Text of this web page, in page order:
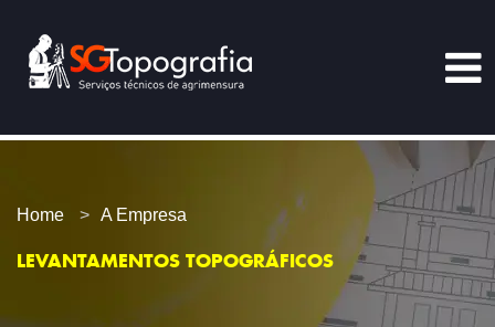
Home A Empresa
LEVANTAMENTOS TOPOGRÁFICOS